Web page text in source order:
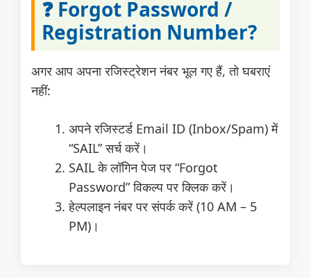
❓ Forgot Password /
Registration Number?
अगर आप अपना रजिस्ट्रेशन नंबर भूल गए हैं, तो घबराएं
नहीं:
अपने रजिस्टर्ड Email ID (Inbox/Spam) में
“SAIL” सर्च करें।
SAIL के लॉगिन पेज पर “Forgot
Password” विकल्प पर क्लिक करें।
हेल्पलाइन नंबर पर संपर्क करें (10 AM – 5
PM)।